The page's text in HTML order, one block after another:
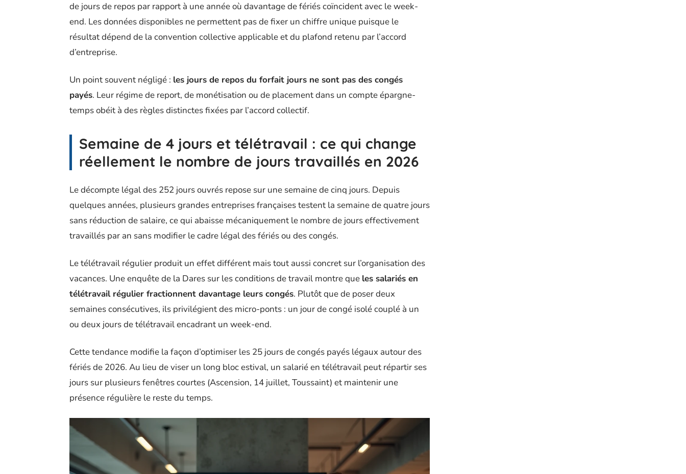
de jours de repos par rapport à une année où davantage de fériés coïncident avec le week-
end. Les données disponibles ne permettent pas de fixer un chiffre unique puisque le
résultat dépend de la convention collective applicable et du plafond retenu par l’accord
d’entreprise.
Un point souvent négligé : les jours de repos du forfait jours ne sont pas des congés
payés. Leur régime de report, de monétisation ou de placement dans un compte épargne-
temps obéit à des règles distinctes fixées par l’accord collectif.
Semaine de 4 jours et télétravail : ce qui change
réellement le nombre de jours travaillés en 2026
Le décompte légal des 252 jours ouvrés repose sur une semaine de cinq jours. Depuis
quelques années, plusieurs grandes entreprises françaises testent la semaine de quatre jours
sans réduction de salaire, ce qui abaisse mécaniquement le nombre de jours effectivement
travaillés par an sans modifier le cadre légal des fériés ou des congés.
Le télétravail régulier produit un effet différent mais tout aussi concret sur l’organisation des
vacances. Une enquête de la Dares sur les conditions de travail montre que les salariés en
télétravail régulier fractionnent davantage leurs congés. Plutôt que de poser deux
semaines consécutives, ils privilégient des micro-ponts : un jour de congé isolé couplé à un
ou deux jours de télétravail encadrant un week-end.
Cette tendance modifie la façon d’optimiser les 25 jours de congés payés légaux autour des
fériés de 2026. Au lieu de viser un long bloc estival, un salarié en télétravail peut répartir ses
jours sur plusieurs fenêtres courtes (Ascension, 14 juillet, Toussaint) et maintenir une
présence régulière le reste du temps.